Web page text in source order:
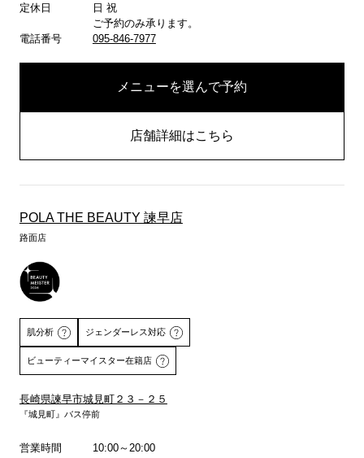
定休日
日 祝
ご予約のみ承ります。
電話番号
095-846-7977
メニューを選んで予約
店舗詳細はこちら
POLA THE BEAUTY 諫早店
路面店
肌分析 ジェンダーレス対応
ビューティーマイスター在籍店
長崎県諫早市城見町２３－２５
『城見町』バス停前
営業時間
10:00～20:00